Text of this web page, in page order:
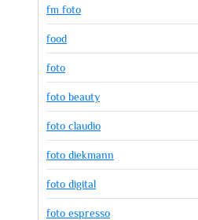
fm foto
food
foto
foto beauty
foto claudio
foto diekmann
foto digital
foto espresso